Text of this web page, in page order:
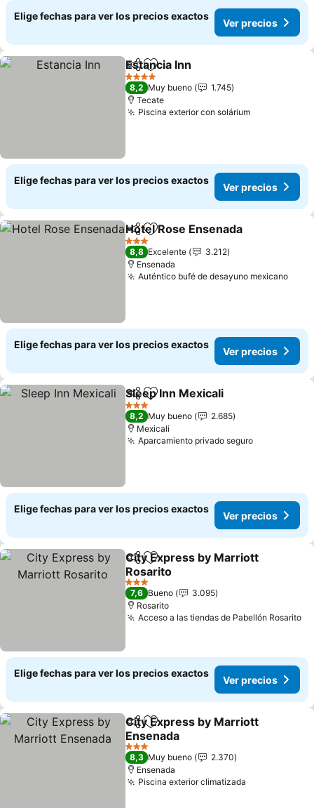
Elige fechas para ver los precios exactos
Ver precios
CompartirAgregar a favoritos
Estancia Inn
4 Estrellas
8,2 Muy bueno
1.745
Tecate
Piscina exterior con soláriumVer precios
Elige fechas para ver los precios exactos
Ver precios
CompartirAgregar a favoritos
Hotel Rose Ensenada
3 Estrellas
8,8 Excelente
3.212
Ensenada
Auténtico bufé de desayuno mexicanoVer
Elige fechas para ver los precios exactos
Ver precios
CompartirAgregar a favoritos
Sleep Inn Mexicali
3 Estrellas
8,2 Muy bueno
2.685
Mexicali
Aparcamiento privado seguroVer precios
Elige fechas para ver los precios exactos
Ver precios
CompartirAgregar a favoritos
City Express by Marriott
Rosarito
Ver precios
3 Estrellas
7,6 Bueno
3.095
Rosarito
Acceso a las tiendas de Pabellón Rosarito
Elige fechas para ver los precios exactos
Ver precios
CompartirAgregar a favoritos
City Express by Marriott
Ensenada
Ver precios
3 Estrellas
8,3 Muy bueno
2.370
Ensenada
Piscina exterior climatizada